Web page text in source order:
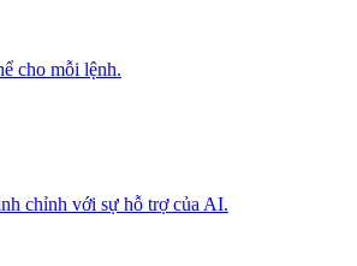
cho mỗi lệnh.
chỉnh với sự hỗ trợ của AI.